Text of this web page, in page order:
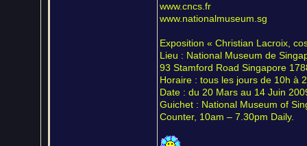
www.cncs.fr
www.nationalmuseum.sg
Exposition « Christian Lacroix,
Lieu : National Museum de
93 Stamford Road Singapore
Horaire : tous les jours de 10h à
Date : du 20 Mars au 14 Juin
Guichet : National Museum of
Counter, 10am – 7.30pm Daily.